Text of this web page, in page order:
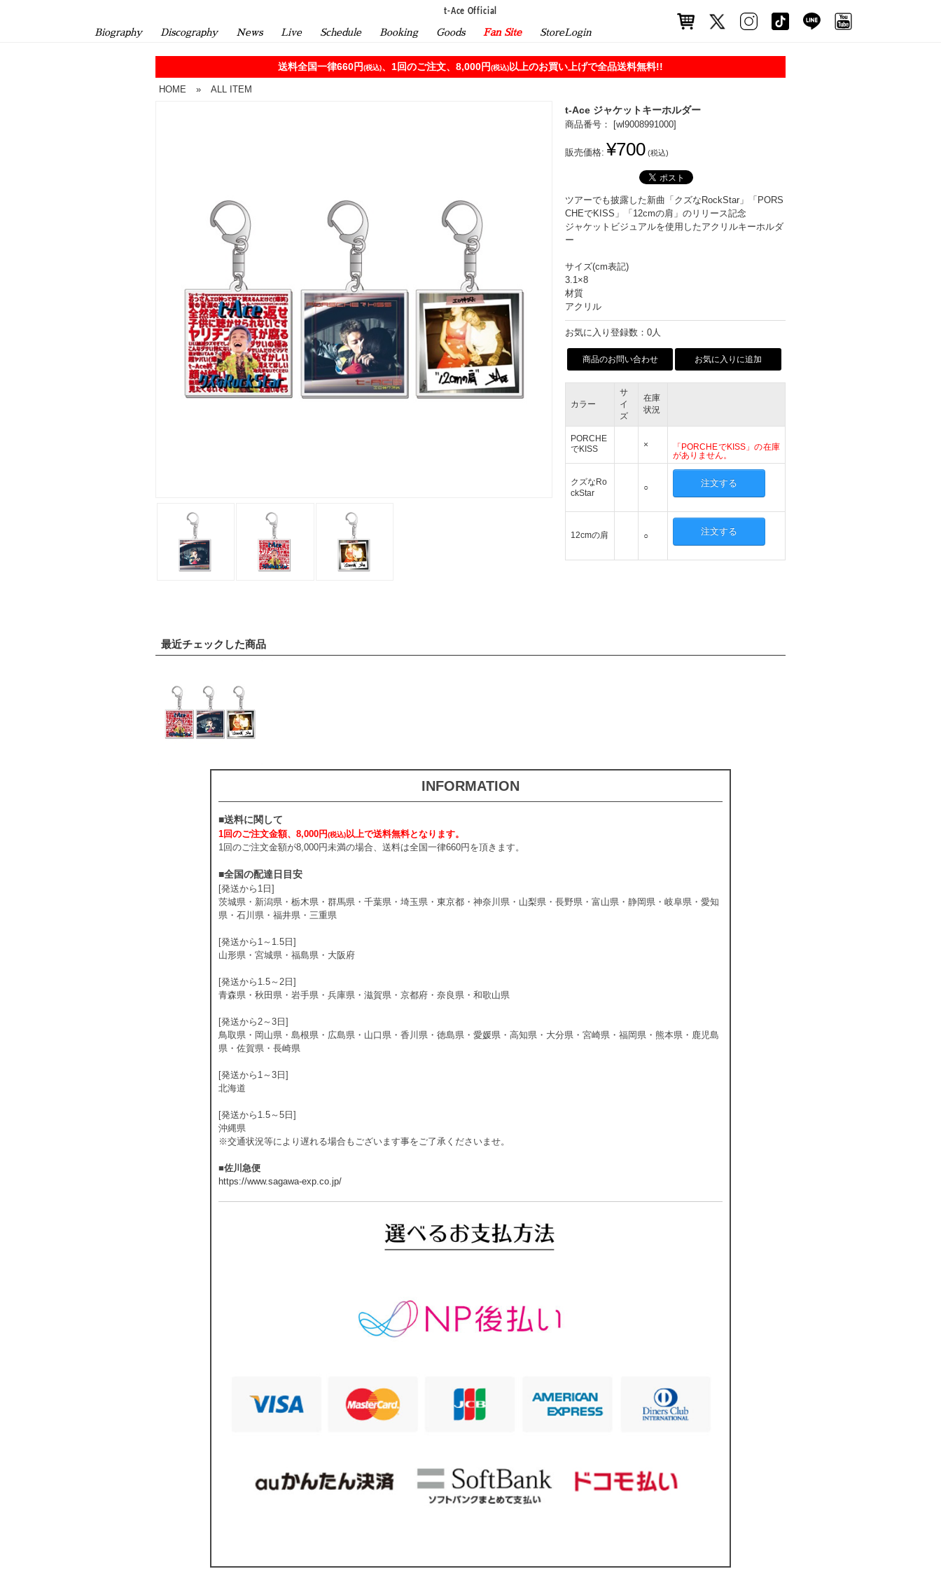
t-Ace Official
Biography Discography News Live Schedule Booking Goods Fan Site StoreLogin
送料全国一律660円(税込)、1回のご注文、8,000円(税込) 以上のお買い上げで全品送料無料!!
HOME » ALL ITEM
t-Ace ジャケットキーホルダー
商品番号： [wl9008991000]
販売価格: ¥700 (税込)
ツアーでも披露した新曲「クズなRockStar」「PORS
CHEでKISS」「12cmの肩」のリリース記念
ジャケットビジュアルを使用したアクリルキーホルダ
ー
サイズ(cm表記)
3.1×8
材質
アクリル
お気に入り登録数：0人
商品のお問い合わせ お気に入りに追加
カラー
サ
イ
ズ
在庫
状況
PORCHE
でKISS
×
「PORCHEでKISS」の在庫
がありません。
クズなRo
ckStar
○ 注文する
12cmの肩 ○ 注文する
最近チェックした商品
INFORMATION
■送料に関して
1回のご注文金額、8,000円(税込)以上で送料無料となります。
1回のご注文金額が8,000円未満の場合、送料は全国一律660円を頂きます。
■全国の配達日目安
[発送から1日]
茨城県・新潟県・栃木県・群馬県・千葉県・埼玉県・東京都・神奈川県・山梨県・長野県・富山県・静岡県・岐阜県・愛知
県・石川県・福井県・三重県
[発送から1～1.5日]
山形県・宮城県・福島県・大阪府
[発送から1.5～2日]
青森県・秋田県・岩手県・兵庫県・滋賀県・京都府・奈良県・和歌山県
[発送から2～3日]
鳥取県・岡山県・島根県・広島県・山口県・香川県・徳島県・愛媛県・高知県・大分県・宮崎県・福岡県・熊本県・鹿児島
県・佐賀県・長崎県
[発送から1～3日]
北海道
[発送から1.5～5日]
沖縄県
※交通状況等により遅れる場合もございます事をご了承くださいませ。
■佐川急便
https://www.sagawa-exp.co.jp/